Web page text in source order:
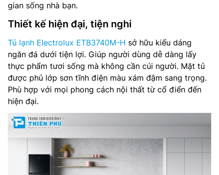
gian sống nhà bạn.
Thiết kế hiện đại, tiện nghi
Tủ lạnh Electrolux ETB3740M-H sở hữu kiểu dáng
ngăn đá dưới tiện lợi. Giúp người dùng dễ dàng lấy
thực phẩm tươi sống mà không cần cúi người. Mặt tủ
được phủ lớp sơn tĩnh điện màu xám đậm sang trọng.
Phù hợp với mọi phong cách nội thất từ cổ điển đến
hiện đại.